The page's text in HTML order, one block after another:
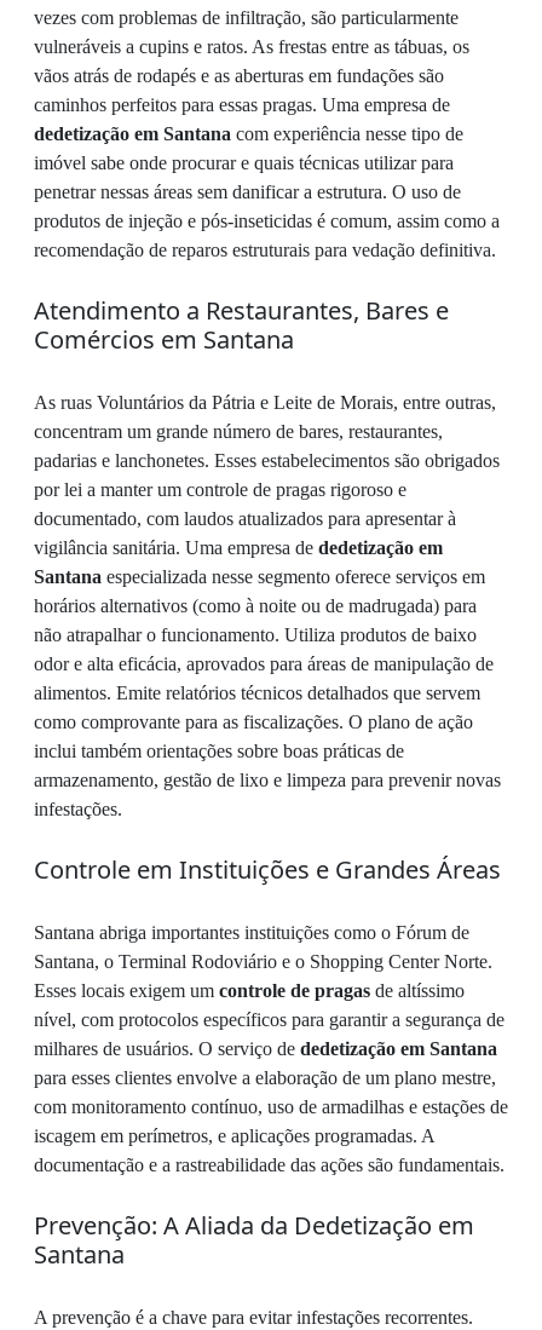
vezes com problemas de infiltração, são particularmente
vulneráveis a cupins e ratos. As frestas entre as tábuas, os
vãos atrás de rodapés e as aberturas em fundações são
caminhos perfeitos para essas pragas. Uma empresa de
dedetização em Santana com experiência nesse tipo de
imóvel sabe onde procurar e quais técnicas utilizar para
penetrar nessas áreas sem danificar a estrutura. O uso de
produtos de injeção e pós-inseticidas é comum, assim como a
recomendação de reparos estruturais para vedação definitiva.
Atendimento a Restaurantes, Bares e
Comércios em Santana
As ruas Voluntários da Pátria e Leite de Morais, entre outras,
concentram um grande número de bares, restaurantes,
padarias e lanchonetes. Esses estabelecimentos são obrigados
por lei a manter um controle de pragas rigoroso e
documentado, com laudos atualizados para apresentar à
vigilância sanitária. Uma empresa de dedetização em
Santana especializada nesse segmento oferece serviços em
horários alternativos (como à noite ou de madrugada) para
não atrapalhar o funcionamento. Utiliza produtos de baixo
odor e alta eficácia, aprovados para áreas de manipulação de
alimentos. Emite relatórios técnicos detalhados que servem
como comprovante para as fiscalizações. O plano de ação
inclui também orientações sobre boas práticas de
armazenamento, gestão de lixo e limpeza para prevenir novas
infestações.
Controle em Instituições e Grandes Áreas
Santana abriga importantes instituições como o Fórum de
Santana, o Terminal Rodoviário e o Shopping Center Norte.
Esses locais exigem um controle de pragas de altíssimo
nível, com protocolos específicos para garantir a segurança de
milhares de usuários. O serviço de dedetização em Santana
para esses clientes envolve a elaboração de um plano mestre,
com monitoramento contínuo, uso de armadilhas e estações de
iscagem em perímetros, e aplicações programadas. A
documentação e a rastreabilidade das ações são fundamentais.
Prevenção: A Aliada da Dedetização em
Santana
A prevenção é a chave para evitar infestações recorrentes.